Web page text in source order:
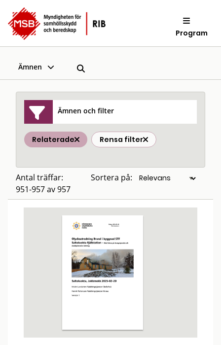
Program
Ämnen
Ämnen och filter
Relaterade Rensa filter
Antal träffar:
951-957 av 957
Sortera på: